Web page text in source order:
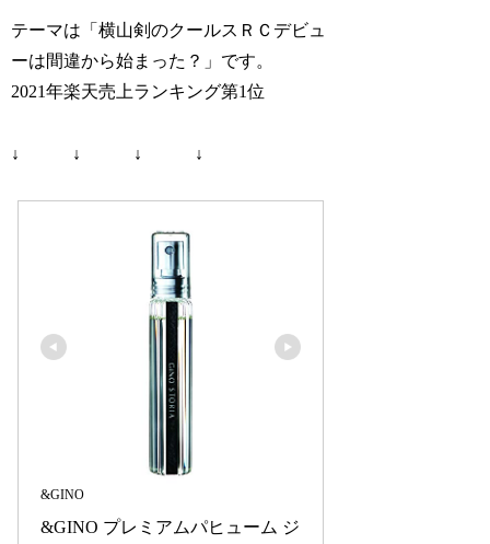
テーマは「横山剣のクールスＲＣデビュ
ーは間違から始まった？」です。
2021年楽天売上ランキング第1位
↓ ↓ ↓ ↓
&GINO
&GINO プレミアムパヒューム ジ